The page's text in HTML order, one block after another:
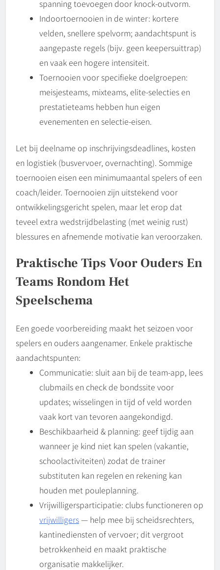
spanning toevoegen door knock-outvorm.
Indoortoernooien in de winter: kortere
velden, snellere spelvorm; aandachtspunt is
aangepaste regels (bijv. geen keepersuittrap)
en vaak een hogere intensiteit.
Toernooien voor specifieke doelgroepen:
meisjesteams, mixteams, elite‑selecties en
prestatieteams hebben hun eigen
evenementen en selectie-eisen.
Let bij deelname op inschrijvingsdeadlines, kosten
en logistiek (busvervoer, overnachting). Sommige
toernooien eisen een minimumaantal spelers of een
coach/leider. Toernooien zijn uitstekend voor
ontwikkelingsgericht spelen, maar let erop dat
teveel extra wedstrijdbelasting (met weinig rust)
blessures en afnemende motivatie kan veroorzaken.
Praktische Tips Voor Ouders En
Teams Rondom Het
Speelschema
Een goede voorbereiding maakt het seizoen voor
spelers en ouders aangenamer. Enkele praktische
aandachtspunten:
Communicatie: sluit aan bij de team‑app, lees
clubmails en check de bondssite voor
updates; wisselingen in tijd of veld worden
vaak kort van tevoren aangekondigd.
Beschikbaarheid & planning: geef tijdig aan
wanneer je kind niet kan spelen (vakantie,
schoolactiviteiten) zodat de trainer
substituten kan regelen en rekening kan
houden met pouleplanning.
Vrijwilligersparticipatie: clubs functioneren op
vrijwilligers— help mee bij scheidsrechters,
kantinediensten of vervoer; dit vergroot
betrokkenheid en maakt praktische
organisatie makkelijker.